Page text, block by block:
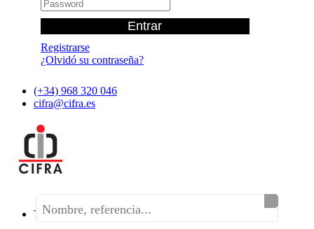
Registrarse
¿Olvidó su contraseña?
(+34) 968 320 046
cifra@cifra.es
Teléfono:(+34) 968 320 046